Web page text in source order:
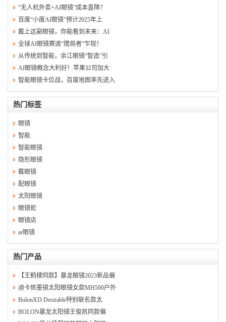
“无人机外卖+AI眼镜”成本直降7
百度“小度AI眼镜”预计2025年上
戴上这副眼镜，你能看到未来：AI
全球AI眼镜赛道“搅局者”乍现！
从传统到智能，余江眼镜“智造”引
AI眼镜概念大利好！苹果公司加大
智能眼镜卡位战，百度地图率先进入
热门标签
眼镜
智能
智能眼镜
隐形眼镜
戴眼镜
配眼镜
太阳眼镜
眼镜蛇
眼镜店
ar眼镜
热门产品
【王鹤棣同款】暴龙眼镜2023新品偏
迪卡侬墨镜太阳眼镜女款MH500户外
BolonXD.Desirable特别联名款太
BOLON暴龙太阳镜王俊凯同款偏